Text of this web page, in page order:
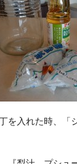
を入れた時、「